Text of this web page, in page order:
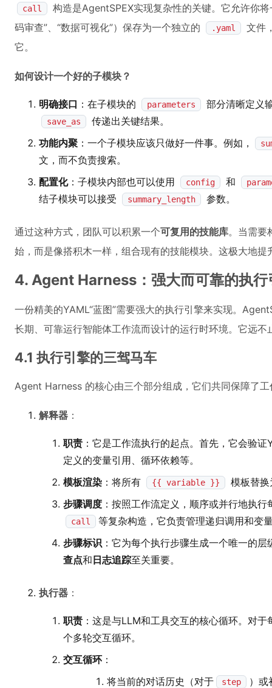
call
构造是AgentSPEX实现复杂性的关键。它允许你
码审查”、“数据可视化”）保存为一个独立的
.yaml
文件
它。
如何设计一个好的子模块？
明确接口 ：在子模块的 parameters 部分清晰定义
save_as
传递出关键结果。
功能内聚 ：一个子模块应该只做好一件事。例如，
文，而不负责搜索。
配置化：子模块内部也可以使用 config 和
结子模块可以接受 summary_length 参数。
通过这种方式，团队可以积累一个可复用的技能库。当需要
始，而是像搭积木一样，组合现有的技能模块。这极大地
4. Agent Harness：强大而可靠的执行
一份精美的YAML“蓝图”需要强大的执行引擎来实现。
长期、可靠运行智能体工作流而设计的运行时环境。它远
4.1 执行引擎的三驾马车
Agent Harness 的核心由三个部分组成，它们共同保障了
解释器 ：
职责 ：它是工作流执行的起点。首先，它会验
定义的变量引用、循环依赖等。
模板渲染 ：将所有 {{ variable }}
模板替
步骤调度 ：按照工作流定义，顺序或并行地执行
call
等复杂构造，它负责管理递归调用和变
步骤标识 ：它为每个执行步骤生成一个唯一的
查点和 日志追踪至关重要。
执行器 ：
职责 ：这是与LLM和工具交互的核心循环。对于
个多轮交互循环。
交互循环：
将当前的对话历史（对于
step
）或